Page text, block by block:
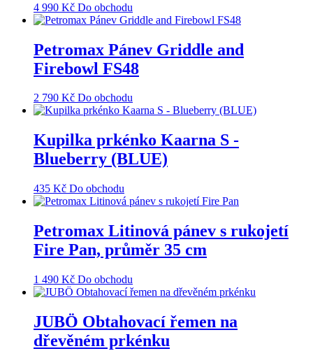
4 990 Kč Do obchodu
Petromax Pánev Griddle and
Firebowl FS48
2 790 Kč Do obchodu
Kupilka prkénko Kaarna S -
Blueberry (BLUE)
435 Kč Do obchodu
Petromax Litinová pánev s rukojetí
Fire Pan, průměr 35 cm
1 490 Kč Do obchodu
JUBÖ Obtahovací řemen na
dřevěném prkénku